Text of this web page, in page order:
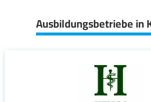
Ausbildungsbetriebe in